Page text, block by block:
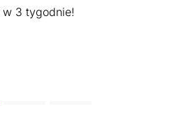
w 3 tygodnie!